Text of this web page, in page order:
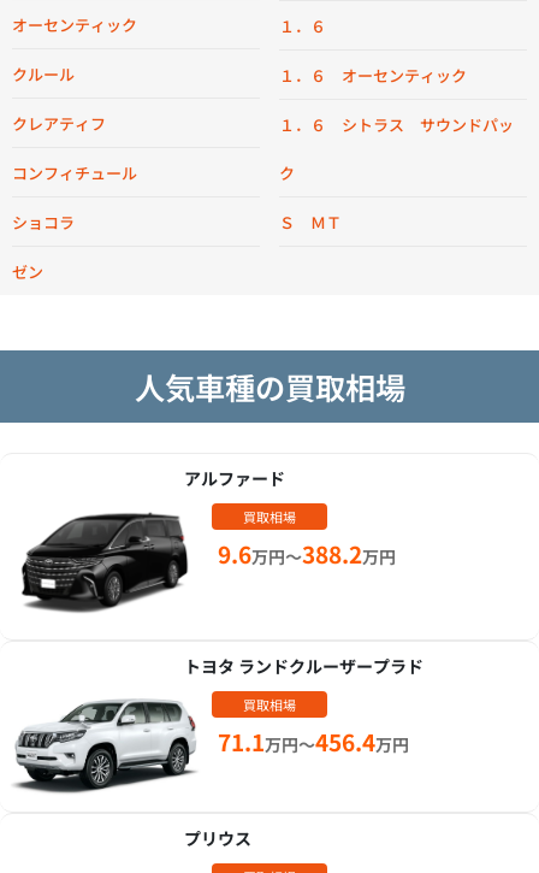
オーセンティック
クルール
クレアティフ
コンフィチュール
ショコラ
ゼン
１．６
１．６ オーセンティック
１．６ シトラス サウンドパッ
ク
Ｓ ＭＴ
人気車種の買取相場
アルファード
買取相場
9.6万円～388.2万円
トヨタ ランドクルーザープラド
買取相場
71.1万円～456.4万円
プリウス